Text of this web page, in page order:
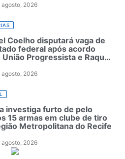
agosto, 2026
Coelho disputará vaga de
federal após acordo
Progressista e Raquel
agosto, 2026
investiga furto de pelo
15 armas em clube de tiro
Metropolitana do Recife
agosto, 2026